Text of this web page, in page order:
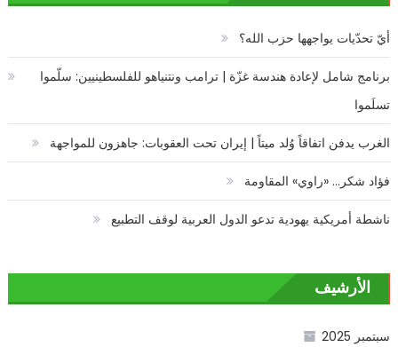
أيّ تحدّيات يواجهها حزب الله؟
برنامج شامل لإعادة هندسة غزّة | ترامب ونتنياهو للفلسطينيين: سلّموا
تسلَموا
الغرب يدفن اتفاقاً وُلد ميتاً | إيران تحت العقوبات: جاهزون للمواجهة
فؤاد شكر… «راوي» المقاومة
ناشطة أمريكية يهودية تدعو الدول العربية لوقف التطبيع
الأرشيف
سبتمبر 2025